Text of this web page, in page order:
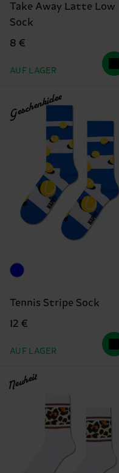
Take Away Latte Low
Sock
8 €
AUF LAGER
Geschenkidee
Tennis Stripe Sock
12 €
AUF LAGER
Neuheit